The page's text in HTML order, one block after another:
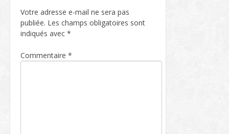
Votre adresse e-mail ne sera pas
publiée. Les champs obligatoires sont
indiqués avec *
Commentaire *